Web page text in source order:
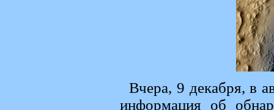
Вчера, 9 декабря, в
информация об